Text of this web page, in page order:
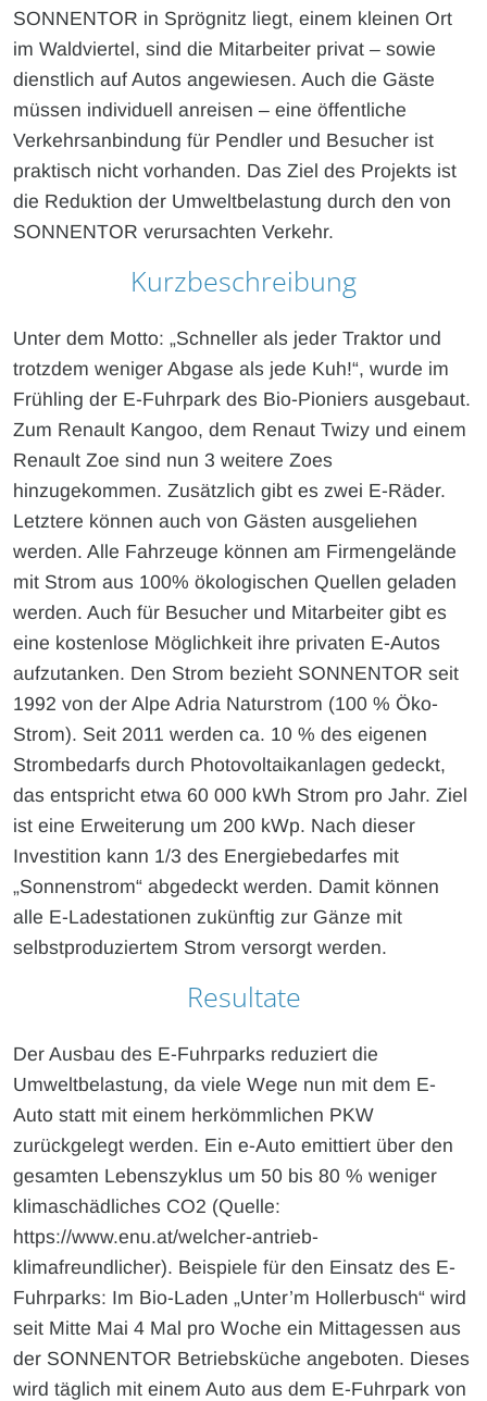
SONNENTOR in Sprögnitz liegt, einem kleinen Ort
im Waldviertel, sind die Mitarbeiter privat – sowie
dienstlich auf Autos angewiesen. Auch die Gäste
müssen individuell anreisen – eine öffentliche
Verkehrsanbindung für Pendler und Besucher ist
praktisch nicht vorhanden. Das Ziel des Projekts ist
die Reduktion der Umweltbelastung durch den von
SONNENTOR verursachten Verkehr.
Kurzbeschreibung
Unter dem Motto: „Schneller als jeder Traktor und
trotzdem weniger Abgase als jede Kuh!“, wurde im
Frühling der E-Fuhrpark des Bio-Pioniers ausgebaut.
Zum Renault Kangoo, dem Renaut Twizy und einem
Renault Zoe sind nun 3 weitere Zoes
hinzugekommen. Zusätzlich gibt es zwei E-Räder.
Letztere können auch von Gästen ausgeliehen
werden. Alle Fahrzeuge können am Firmengelände
mit Strom aus 100% ökologischen Quellen geladen
werden. Auch für Besucher und Mitarbeiter gibt es
eine kostenlose Möglichkeit ihre privaten E-Autos
aufzutanken. Den Strom bezieht SONNENTOR seit
1992 von der Alpe Adria Naturstrom (100 % Öko-
Strom). Seit 2011 werden ca. 10 % des eigenen
Strombedarfs durch Photovoltaikanlagen gedeckt,
das entspricht etwa 60 000 kWh Strom pro Jahr. Ziel
ist eine Erweiterung um 200 kWp. Nach dieser
Investition kann 1/3 des Energiebedarfes mit
„Sonnenstrom“ abgedeckt werden. Damit können
alle E-Ladestationen zukünftig zur Gänze mit
selbstproduziertem Strom versorgt werden.
Resultate
Der Ausbau des E-Fuhrparks reduziert die
Umweltbelastung, da viele Wege nun mit dem E-
Auto statt mit einem herkömmlichen PKW
zurückgelegt werden. Ein e-Auto emittiert über den
gesamten Lebenszyklus um 50 bis 80 % weniger
klimaschädliches CO2 (Quelle:
https://www.enu.at/welcher-antrieb-
klimafreundlicher). Beispiele für den Einsatz des E-
Fuhrparks: Im Bio-Laden „Unter’m Hollerbusch“ wird
seit Mitte Mai 4 Mal pro Woche ein Mittagessen aus
der SONNENTOR Betriebsküche angeboten. Dieses
wird täglich mit einem Auto aus dem E-Fuhrpark von